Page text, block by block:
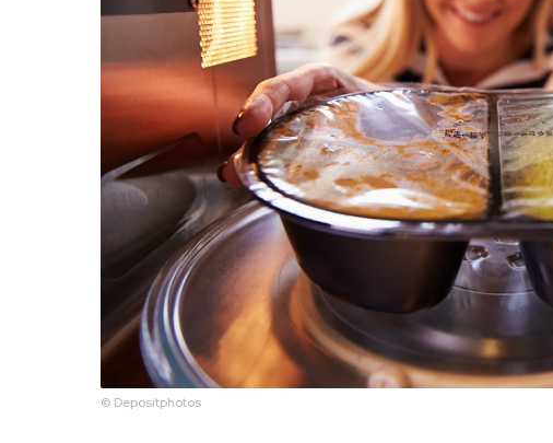
© Depositphotos